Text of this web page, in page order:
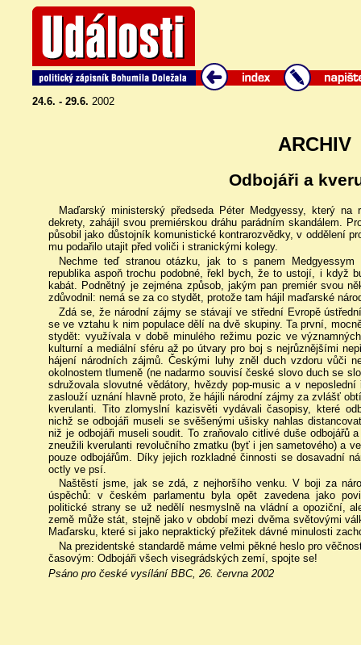
24.6. - 29.6. 2002
ARCHIV
Odbojáři a
Maďarský ministerský předseda Péter Medgyessy, který
dekrety, zahájil svou premiérskou dráhu parádním skandálem.
působil jako důstojník komunistické kontrarozvědky, v oddělení
mu podařilo utajit před voliči i stranickými kolegy.
Nechme teď stranou otázku, jak to s panem
republika aspoň trochu podobné, řekl bych, že to ustojí, i když
kabát. Podnětný je zejména způsob, jakým pan premiér svou
zdůvodnil: nemá se za co stydět, protože tam hájil maďarské
Zdá se, že národní zájmy se stávají ve střední Evropě
se ve vztahu k nim populace dělí na dvě skupiny. Ta první,
stydět: využívala v době minulého režimu pozic ve
kulturní a mediální sféru až po útvary pro boj s nejrůznějšími
hájení národních zájmů. Českými luhy zněl duch vzdoru vůči
okolnostem tlumeně (ne nadarmo souvisí české slovo duch se
sdružovala slovutné vědátory, hvězdy pop-music a v
zaslouží uznání hlavně proto, že hájili národní zájmy za zvlášť
kverulanti. Tito zlomyslní kazisvěti vydávali časopisy, které
nichž se odbojáři museli se svěšenými ušisky nahlas
niž je odbojáři museli soudit. To zraňovalo citlivé duše odbojářů
zneužili kverulanti revolučního zmatku (byť i jen sametového) a
pouze odbojářům. Díky jejich rozkladné činnosti se dosavadní
octly ve psí.
Naštěstí jsme, jak se zdá, z nejhoršího venku. V boji za
úspěchů: v českém parlamentu byla opět zavedena jako
politické strany se už nedělí nesmyslně na vládní a opoziční,
země může stát, stejně jako v období mezi dvěma světovými
Maďarsku, které si jako nepraktický přežitek dávné minulosti
Na prezidentské standardě máme velmi pěkné heslo pro
časovým: Odbojáři všech visegrádských zemí, spojte se!
Psáno pro české vysílání BBC, 26. června 2002